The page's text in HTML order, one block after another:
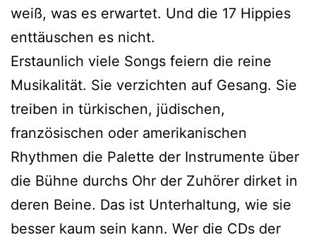
weiß, was es erwartet. Und die 17 Hippies
enttäuschen es nicht.
Erstaunlich viele Songs feiern die reine
Musikalität. Sie verzichten auf Gesang. Sie
treiben in türkischen, jüdischen,
französischen oder amerikanischen
Rhythmen die Palette der Instrumente über
die Bühne durchs Ohr der Zuhörer dirket in
deren Beine. Das ist Unterhaltung, wie sie
besser kaum sein kann. Wer die CDs der